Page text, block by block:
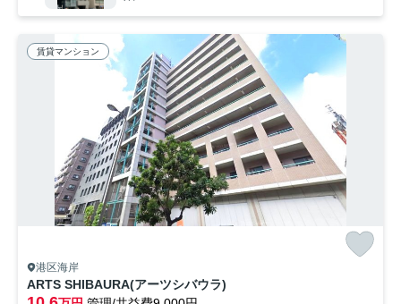
賃貸マンション
港区海岸
ARTS SHIBAURA(アーツシバウラ)